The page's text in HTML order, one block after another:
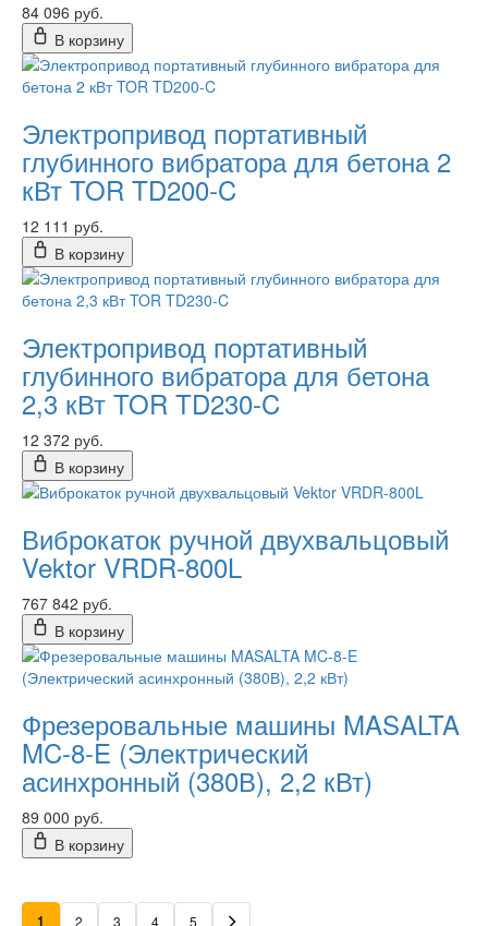
84 096 руб.
В корзину
Электропривод портативный
глубинного вибратора для бетона 2
кВт TOR TD200-C
12 111 руб.
В корзину
Электропривод портативный
глубинного вибратора для бетона
2,3 кВт TOR TD230-C
12 372 руб.
В корзину
Виброкаток ручной двухвальцовый
Vektor VRDR-800L
767 842 руб.
В корзину
Фрезеровальные машины MASALTA
MC-8-E (Электрический
асинхронный (380В), 2,2 кВт)
89 000 руб.
В корзину
1 2 3 4 5